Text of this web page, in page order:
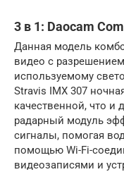
3 в 1: Daocam
Данная модель
видео с
используемому
Stravis IMX 307
качественной, что и
радарный модуль
сигналы, помогая
помощью Wi-Fi-
видеозаписями и